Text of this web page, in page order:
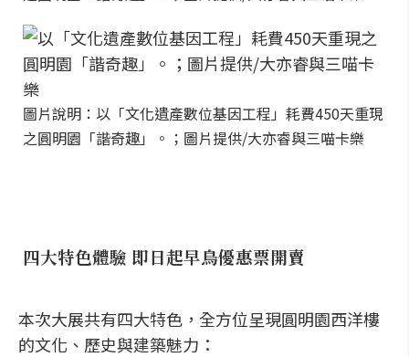
圖片說明：以「文化遺產數位基因工程」耗費450天重現
之圓明園「諧奇趣」。；圖片提供/大亦睿與三喵卡樂
四大特色體驗 即日起早鳥優惠票開賣
本次大展共有四大特色，全方位呈現圓明園西洋樓
的文化、歷史與建築魅力：